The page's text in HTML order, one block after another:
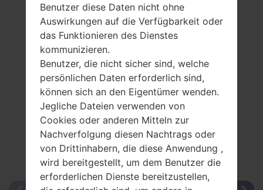
Vergleiche
Benutzer diese Daten nicht ohne
Auswirkungen auf die Verfügbarkeit oder
das Funktionieren des Dienstes
kommunizieren.
Benutzer, die nicht sicher sind, welche
persönlichen Daten erforderlich sind,
können sich an den Eigentümer wenden.
Jegliche Dateien verwenden von
Cookies oder anderen Mitteln zur
Nachverfolgung diesen Nachtrags oder
von Drittinhabern, die diese Anwendung ,
wird bereitgestellt, um dem Benutzer die
erforderlichen Dienste bereitzustellen,